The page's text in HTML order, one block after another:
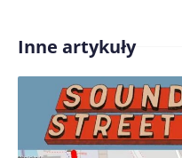
Treść komentarza*
Inne artykuły